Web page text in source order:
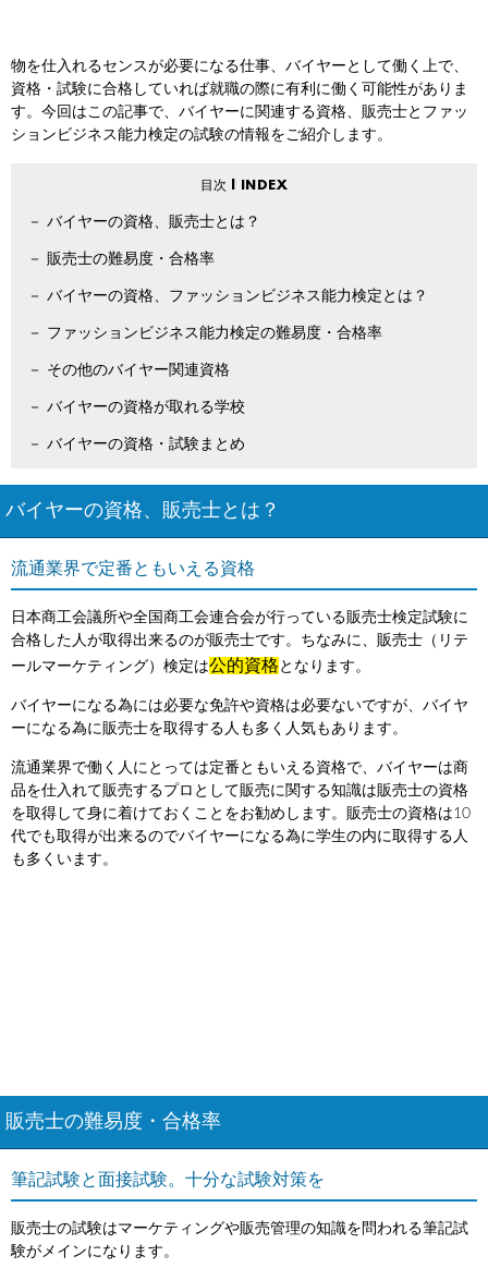
物を仕入れるセンスが必要になる仕事、バイヤーとして働く上で、
資格・試験に合格していれば就職の際に有利に働く可能性がありま
す。今回はこの記事で、バイヤーに関連する資格、販売士とファッ
ションビジネス能力検定の試験の情報をご紹介します。
バイヤーの資格、販売士とは？
販売士の難易度・合格率
バイヤーの資格、ファッションビジネス能力検定とは？
ファッションビジネス能力検定の難易度・合格率
その他のバイヤー関連資格
バイヤーの資格が取れる学校
バイヤーの資格・試験まとめ
バイヤーの資格、販売士とは？
流通業界で定番ともいえる資格
日本商工会議所や全国商工会連合会が行っている販売士検定試験に
合格した人が取得出来るのが販売士です。ちなみに、販売士（リテ
ールマーケティング）検定は公的資格 となります。
バイヤーになる為には必要な免許や資格は必要ないですが、バイヤ
ーになる為に販売士を取得する人も多く人気もあります。
流通業界で働く人にとっては定番ともいえる資格で、バイヤーは商
品を仕入れて販売するプロとして販売に関する知識は販売士の資格
を取得して身に着けておくことをお勧めします。販売士の資格は10
代でも取得が出来るのでバイヤーになる為に学生の内に取得する人
も多くいます。
販売士の難易度・合格率
筆記試験と面接試験。十分な試験対策を
販売士の試験はマーケティングや販売管理の知識を問われる筆記試
験がメインになります。